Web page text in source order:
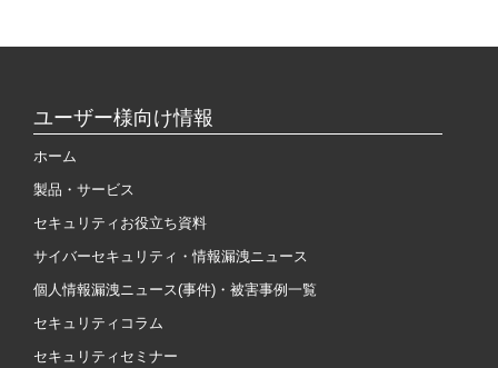
ユーザー様向け情報
ホーム
製品・サービス
セキュリティお役立ち資料
サイバーセキュリティ・情報漏洩ニュース
個人情報漏洩ニュース(事件)・被害事例一覧
セキュリティコラム
セキュリティセミナー